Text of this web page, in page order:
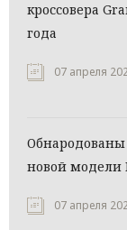
кроссовера
года
07 апреля
новой модели
07 апреля